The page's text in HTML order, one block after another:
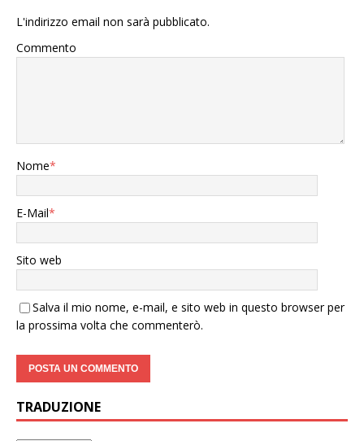
L'indirizzo email non sarà pubblicato.
Commento
Nome*
E-Mail*
Sito web
Salva il mio nome, e-mail, e sito web in questo browser per
la prossima volta che commenterò.
TRADUZIONE